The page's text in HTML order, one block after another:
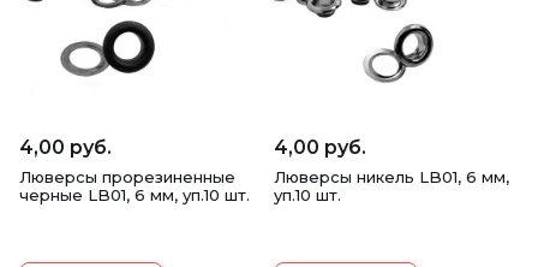
4,00 руб.
Люверсы прорезиненные
черные LB01, 6 мм, уп.10 шт.
4,00 руб.
Люверсы никель LB01, 6 мм,
уп.10 шт.